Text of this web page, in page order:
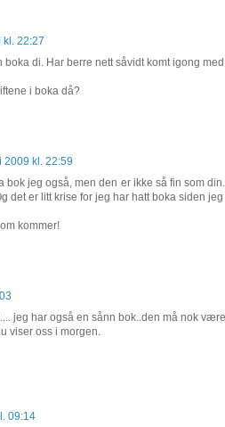
kl. 22:27
boka di. Har berre nett såvidt komt igong
i boka då?
2009 kl. 22:59
bok jeg også, men den er ikke så fin som
det er litt krise for jeg har hatt boka siden jeg
kommer!
jeg har også en sånn bok..den må nok
viser oss i morgen.
09:14